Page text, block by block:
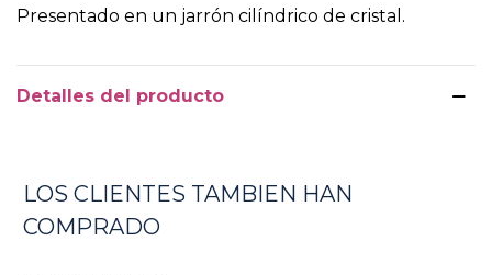
Presentado en un jarrón cilíndrico de cristal.
Detalles del producto
LOS CLIENTES TAMBIEN HAN
COMPRADO